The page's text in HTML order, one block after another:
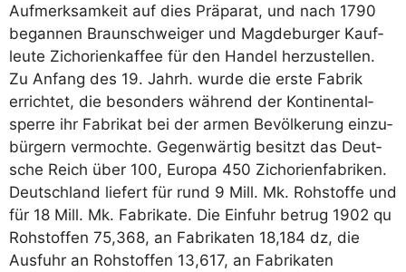
Auf­merk­sam­keit auf dies Prä­pa­rat, und nach 1790
began­nen Braun­schwei­ger und Mag­de­bur­ger Kauf­
leu­te Zicho­ri­en­kaf­fee für den Han­del her­zu­stel­len.
Zu Anfang des 19. Jahrh. wur­de die ers­te Fabrik
errich­tet, die beson­ders wäh­rend der Kon­ti­nen­tal­
sper­re ihr Fabri­kat bei der armen Bevöl­ke­rung ein­zu­
bür­gern ver­moch­te. Gegen­wär­tig besitzt das Deut­
sche Reich über 100, Euro­pa 450 Zicho­ri­en­fa­bri­ken.
Deutsch­land lie­fert für rund 9 Mill. Mk. Roh­stof­fe und
für 18 Mill. Mk. Fabri­ka­te. Die Ein­fuhr betrug 1902 qu
Roh­stof­fen 75,368, an Fabri­ka­ten 18,184 dz, die
Aus­fuhr an Roh­stof­fen 13,617, an Fabri­ka­ten